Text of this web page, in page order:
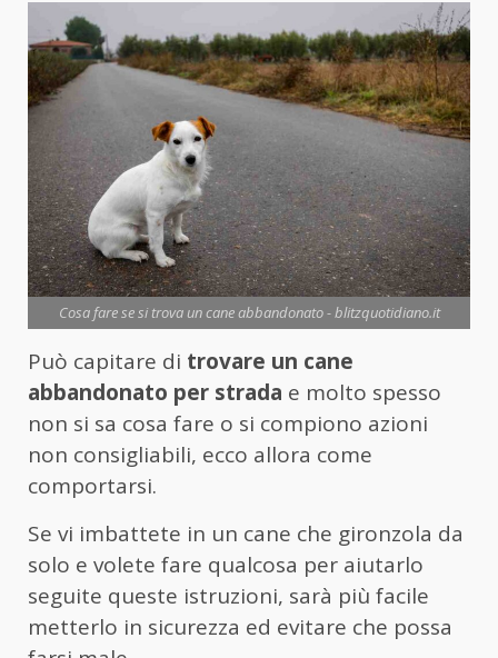
Cosa fare se si trova un cane abbandonato - blitzquotidiano.it
Può capitare di trovare un cane
abbandonato per strada e molto spesso
non si sa cosa fare o si compiono azioni
non consigliabili, ecco allora come
comportarsi.
Se vi imbattete in un cane che gironzola da
solo e volete fare qualcosa per aiutarlo
seguite queste istruzioni, sarà più facile
metterlo in sicurezza ed evitare che possa